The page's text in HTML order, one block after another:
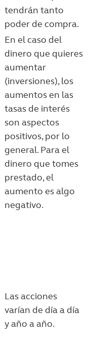
tendrán tanto
poder de compra.
En el caso del
dinero que quieres
aumentar
(inversiones), los
aumentos en las
tasas de interés
son aspectos
positivos, por lo
general. Para el
dinero que tomes
prestado, el
aumento es algo
negativo.
Las acciones
varían de día a día
y año a año.